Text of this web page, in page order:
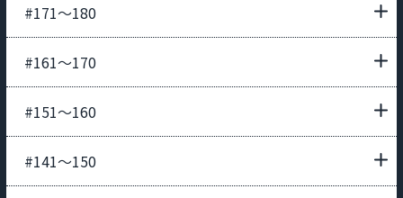
#171〜180
#161〜170
#151〜160
#141〜150